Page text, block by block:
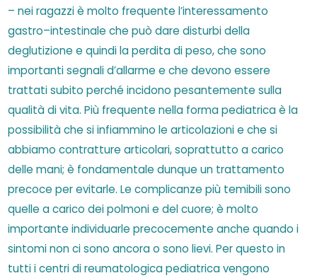
– nei ragazzi è molto frequente l’interessamento
gastro–intestinale che può dare disturbi della
deglutizione e quindi la perdita di peso, che sono
importanti segnali d’allarme e che devono essere
trattati subito perché incidono pesantemente sulla
qualità di vita. Più frequente nella forma pediatrica è la
possibilità che si infiammino le articolazioni e che si
abbiamo contratture articolari, soprattutto a carico
delle mani; è fondamentale dunque un trattamento
precoce per evitarle. Le complicanze più temibili sono
quelle a carico dei polmoni e del cuore; è molto
importante individuarle precocemente anche quando i
sintomi non ci sono ancora o sono lievi. Per questo in
tutti i centri di reumatologica pediatrica vengono